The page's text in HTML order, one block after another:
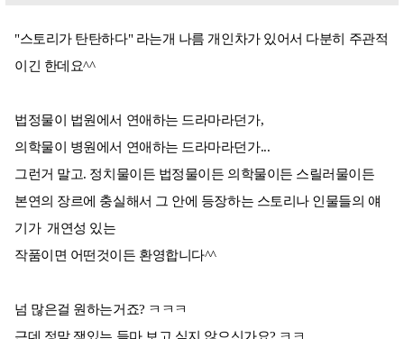
"스토리가 탄탄하다" 라는개 나름 개인차가 있어서 다분히 주관적
이긴 한데요^^
법정물이 법원에서 연애하는 드라마라던가,
의학물이 병원에서 연애하는 드라마라던가...
그런거 말고. 정치물이든 법정물이든 의학물이든 스릴러물이든
본연의 장르에 충실해서 그 안에 등장하는 스토리나 인물들의 얘
기가 개연성 있는
작품이면 어떤것이든 환영합니다^^
넘 많은걸 원하는거죠? ㅋㅋㅋ